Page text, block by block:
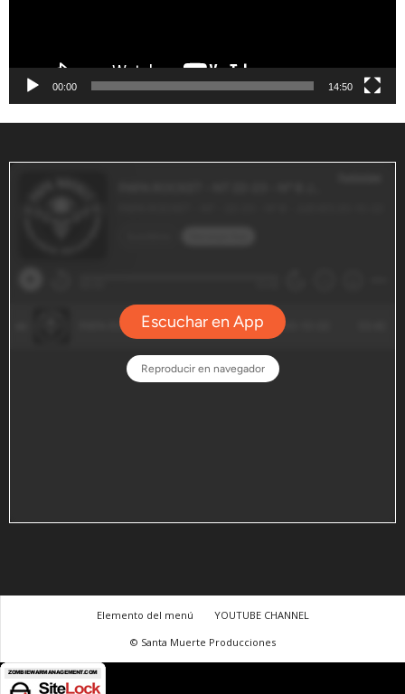
00:00 14:50
Elemento del menú
YOUTUBE CHANNEL
© Santa Muerte Producciones